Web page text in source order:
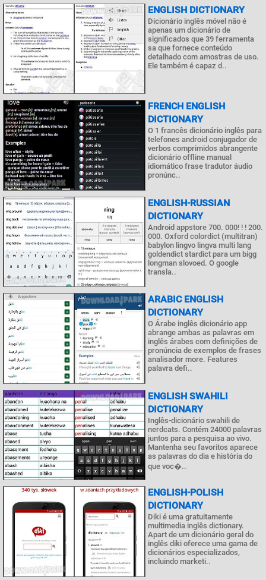
ENGLISH DICTIONARY
Dicionário inglês móvel não é
apenas um dicionário de
significados que 39 ferramenta
sa que fornece conteúdo
detalhado com amostras de uso.
Ele também é capaz d..
FRENCH ENGLISH
DICTIONARY
O 1 francês dicionário inglês para
telefones android conjugador de
verbos comprimidos abrangente
dicionário offline manual
idiomático frase tradutor áudio
pronúnc..
ENGLISH-RUSSIAN
DICTIONARY
Android appstore 700. 000! ! ! 200.
000. Oxford colordict (multitran)
babylon lingvo lingva multi lang
goldendict stardict para um bigg
longman slovoed. O google
transla..
ARABIC ENGLISH
DICTIONARY
O Árabe inglês dicionário app
abrange ambas as palavras em
inglês árabes com definições de
pronúncia de exemplos de frases
analisador more. Features
palavra defi..
ENGLISH SWAHILI
DICTIONARY
Inglês-dicionário swahili de
nerdcats. Contém 24000 palavras
juntos para a pesquisa ao vivo.
Mantenha seu favoritos aparece
as palavras do dia e história do
que voc�..
ENGLISH-POLISH
DICTIONARY
Diki é uma gratuitamente
multimedia inglês dictionary.
Apart de um dicionário geral do
inglês diki oferece uma gama de
dicionários especializados,
incluindo marketi..